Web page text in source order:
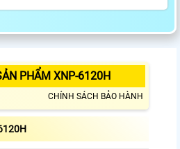
PHẨM XNP-6120H
CHÍNH SÁCH BẢO HÀNH